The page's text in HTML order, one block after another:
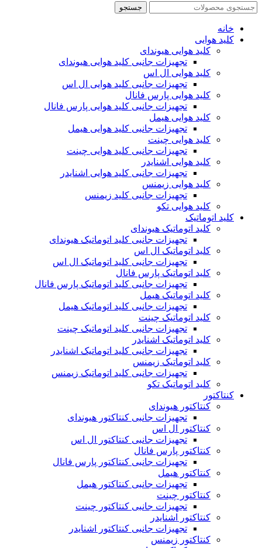
جستجو
خانه
کلید هوایی
کلید هوایی هیوندای
تجهیزات جانبی کلید هوایی هیوندای
کلید هوایی ال اس
تجهیزات جانبی کلید هوایی ال اس
کلید هوایی پارس فانال
تجهیزات جانبی کلید هوایی پارس فانال
کلید هوایی هیمل
تجهیزات جانبی کلید هوایی هیمل
کلید هوایی چینت
تجهیزات جانبی کلید هوایی چینت
کلید هوایی اشنایدر
تجهیزات جانبی کلید هوایی اشنایدر
کلید هوایی زیمنس
تجهیزات جانبی کلید زیمنس
کلید هوایی تکو
کلید اتوماتیک
کلید اتوماتیک هیوندای
تجهیزات جانبی کلید اتوماتیک هیوندای
کلید اتوماتیک ال اس
تجهیزات جانبی کلید اتوماتیک ال اس
کلید اتوماتیک پارس فانال
تجهیزات جانبی کلید اتوماتیک پارس فانال
کلید اتوماتیک هیمل
تجهیزات جانبی کلید اتوماتیک هیمل
کلید اتوماتیک چینت
تجهیزات جانبی کلید اتوماتیک چینت
کلید اتوماتیک اشنایدر
تجهیزات جانبی کلید اتوماتیک اشنایدر
کلید اتوماتیک زیمنس
تجهیزات جانبی کلید اتوماتیک زیمنس
کلید اتوماتیک تکو
کنتاکتور
کنتاکتور هیوندای
تجهیزات جانبی کنتاکتور هیوندای
کنتاکتور ال اس
تجهیزات جانبی کنتاکتور ال اس
کنتاکتور پارس فانال
تجهیزات جانبی کنتاکتور پارس فانال
کنتاکتور هیمل
تجهیزات جانبی کنتاکتور هیمل
کنتاکتور چینت
تجهیزات جانبی کنتاکتور چینت
کنتاکتور اشنایدر
تجهیزات جانبی کنتاکتور اشنایدر
کنتاکتور زیمنس